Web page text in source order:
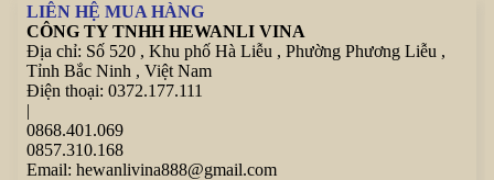
LIÊN HỆ MUA HÀNG
CÔNG TY TNHH HEWANLI VINA
Địa chỉ: Số 520 , Khu phố Hà Liễu , Phường Phương Liễu ,
Tỉnh Bắc Ninh , Việt Nam
Điện thoại: 0372.177.111
|
0868.401.069
0857.310.168
Email: hewanlivina888@gmail.com